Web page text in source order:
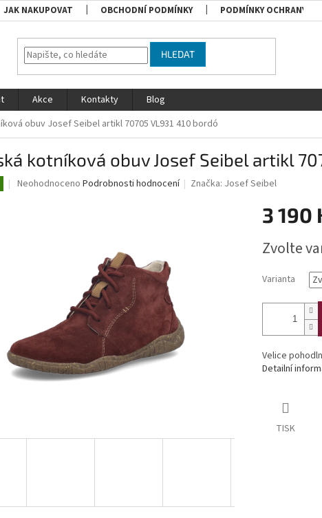
JAK NAKUPOVAT OBCHODNÍ PODMÍNKY PODMÍNKY OCHRANY
HLEDAT
Akce Kontakty
Blog
obuv Josef Seibel artikl 70705 VL931 410 bordó
kotníková obuv Josef Seibel artikl
Průměrné
Neohodnoceno Podrobnosti hodnocení Značka: Josef Seibel
3 190
cena:
Zvolte
Varianta
Velice
Detailní
TISK